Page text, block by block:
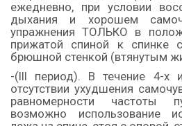
ежедневно, при условии
дыхания и хорошем
упражнения ТОЛЬКО в
прижатой спиной к спинке
брюшной стенкой (втянутым
-(III период). В течение 4-х
отсутствии ухудшения
равномерности частоты
возможно использование